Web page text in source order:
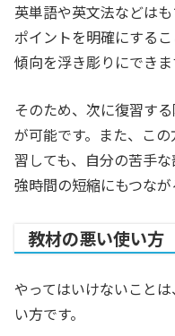
英単語や英文法などは
ポイントを明確にする
傾向を浮き彫りにできま
そのため、次に復習す
が可能です。また、こ
習しても、自分の苦手
強時間の短縮にもつなが
教材の悪い使い方
やってはいけないこと
い方です。